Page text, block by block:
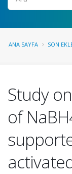
ANA SAYFA SON
Study
of